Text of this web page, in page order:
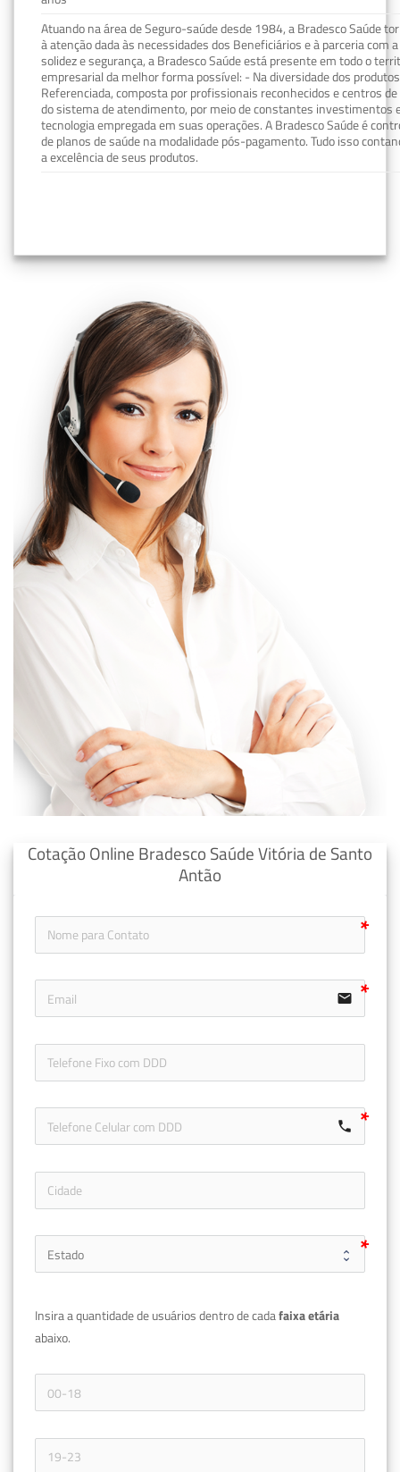
Atuando na área de Seguro-saúde desde 1984, a Bradesco Saúde
à atenção dada às necessidades dos Beneficiários e à parceria com
solidez e segurança, a Bradesco Saúde está presente em todo o
empresarial da melhor forma possível: - Na diversidade dos
Referenciada, composta por profissionais reconhecidos e centros
do sistema de atendimento, por meio de constantes investimentos
tecnologia empregada em suas operações. A Bradesco Saúde é
de planos de saúde na modalidade pós-pagamento. Tudo isso
a excelência de seus produtos.
Cotação Online Bradesco Saúde Vitória de Santo
Antão
email
call
Insira a quantidade de usuários dentro de cada
abaixo.